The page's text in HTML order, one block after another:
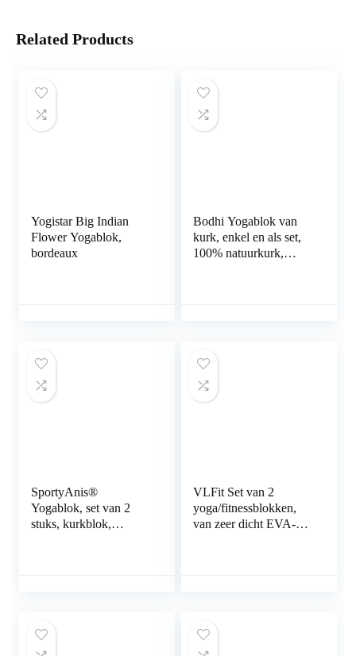
Related Products
Yogistar Big Indian
Flower Yogablok,
bordeaux
Bodhi Yogablok van
kurk, enkel en als set,
100% natuurkurk,
SportyAnis®
Yogablok, set van 2
stuks, kurkblok,
VLFit Set van 2
yoga/fitnessblokken,
van zeer dicht EVA-